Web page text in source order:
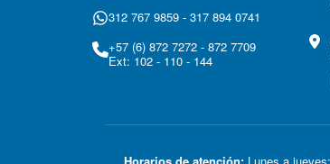
312 767 9859 - 317 894 0741
+57 (6) 872 7272 - 872 7709
Ext: 102 - 110 - 144